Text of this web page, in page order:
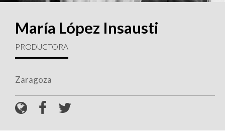
María López Insausti
PRODUCTORA
Zaragoza